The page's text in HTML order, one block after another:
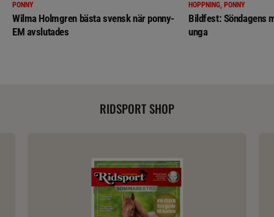
PONNY
Wilma Holmgren bästa svensk när ponny-
EM avslutades
HOPPNING, PONNY
Bildfest: Söndagens
unga
RIDSPORT SHOP